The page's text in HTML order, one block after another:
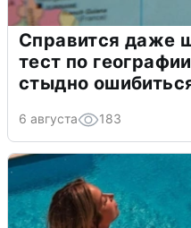
Справится даже
тест по
стыдно
6 августа 183